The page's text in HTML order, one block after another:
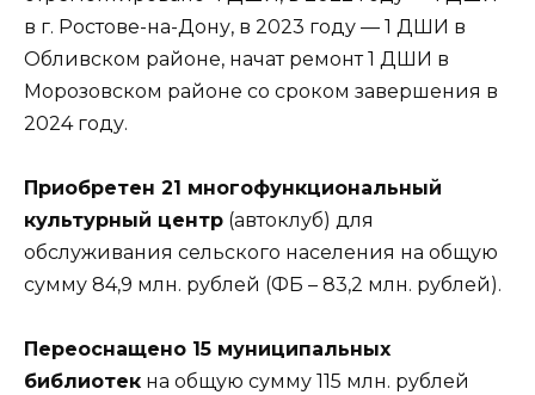
в г. Ростове-на-Дону, в 2023 году — 1 ДШИ в
Обливском районе, начат ремонт 1 ДШИ в
Морозовском районе со сроком завершения в
2024 году.
Приобретен 21 многофункциональный
культурный центр (автоклуб) для
обслуживания сельского населения на общую
сумму 84,9 млн. рублей (ФБ – 83,2 млн. рублей).
Переоснащено 15 муниципальных
библиотек на общую сумму 115 млн. рублей